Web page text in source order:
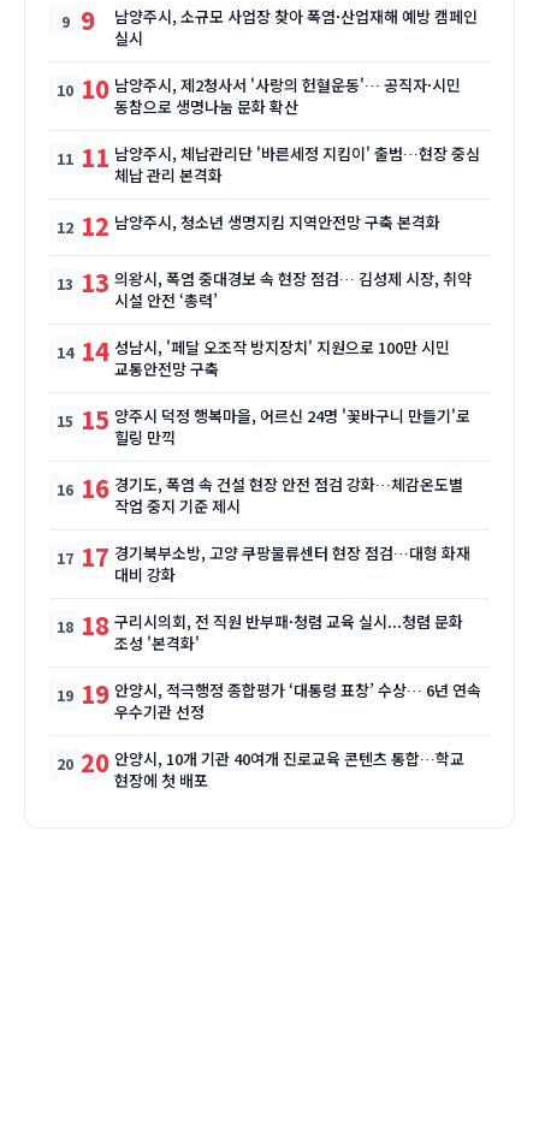
9
남양주시, 소규모 사업장 찾아 폭염·산업재해 예방 캠페인
실시
10 남양주시, 제2청사서 '사랑의 헌혈운동'… 공직자·시민
동참으로 생명나눔 문화 확산
11 남양주시, 체납관리단 '바른세정 지킴이' 출범…현장 중심
체납 관리 본격화
12 남양주시, 청소년 생명지킴 지역안전망 구축 본격화
13 의왕시, 폭염 중대경보 속 현장 점검… 김성제 시장, 취약
시설 안전 ‘총력’
14 성남시, '페달 오조작 방지장치' 지원으로 100만 시민
교통안전망 구축
15 양주시 덕정 행복마을, 어르신 24명 '꽃바구니 만들기'로
힐링 만끽
16 경기도, 폭염 속 건설 현장 안전 점검 강화…체감온도별
작업 중지 기준 제시
17 경기북부소방, 고양 쿠팡물류센터 현장 점검…대형 화재
대비 강화
18 구리시의회, 전 직원 반부패·청렴 교육 실시...청렴 문화
조성 '본격화'
19 안양시, 적극행정 종합평가 ‘대통령 표창’ 수상… 6년 연속
우수기관 선정
20 안양시, 10개 기관 40여개 진로교육 콘텐츠 통합…학교
현장에 첫 배포